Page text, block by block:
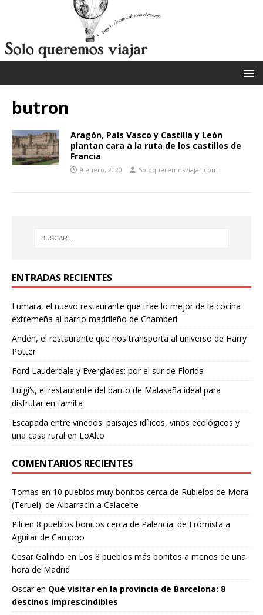
butron
Aragón, País Vasco y Castilla y León
plantan cara a la ruta de los castillos de
Francia
9 enero, 2020 Soloqueremosviajar.com
ENTRADAS RECIENTES
Lumara, el nuevo restaurante que trae lo mejor de la cocina
extremeña al barrio madrileño de Chamberí
Andén, el restaurante que nos transporta al universo de Harry
Potter
Ford Lauderdale y Everglades: por el sur de Florida
Luigi’s, el restaurante del barrio de Malasaña ideal para
disfrutar en familia
Escapada entre viñedos: paisajes idílicos, vinos ecológicos y
una casa rural en LoAlto
COMENTARIOS RECIENTES
Tomas en 10 pueblos muy bonitos cerca de Rubielos de Mora
(Teruel): de Albarracín a Calaceite
Pili en 8 pueblos bonitos cerca de Palencia: de Frómista a
Aguilar de Campoo
Cesar Galindo en Los 8 pueblos más bonitos a menos de una
hora de Madrid
Oscaren Qué visitar en la provincia de Barcelona: 8
destinos imprescindibles